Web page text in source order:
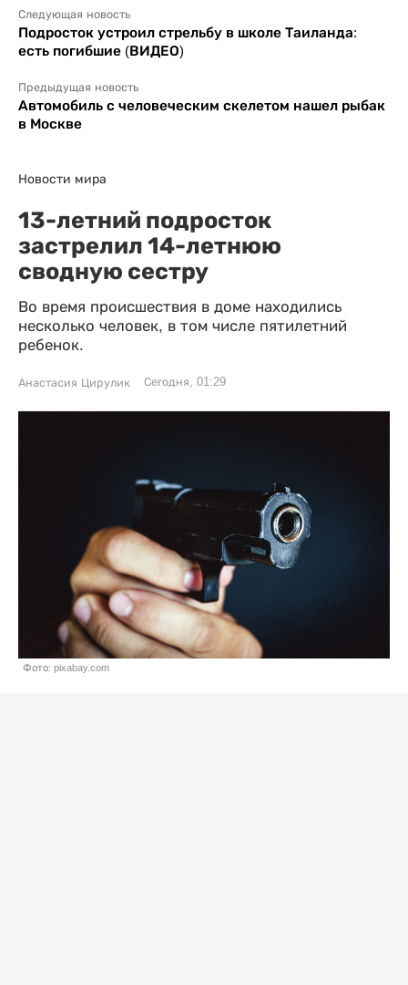
Следующая новость
Подросток устроил стрельбу в школе Таиланда:
есть погибшие (ВИДЕО)
Предыдущая новость
Автомобиль с человеческим скелетом нашел рыбак
в Москве
Новости мира
13-летний подросток
застрелил 14-летнюю
сводную сестру
Во время происшествия в доме находились
несколько человек, в том числе пятилетний
ребенок.
Анастасия Цирулик Сегодня, 01:29
Фото: pixabay.com